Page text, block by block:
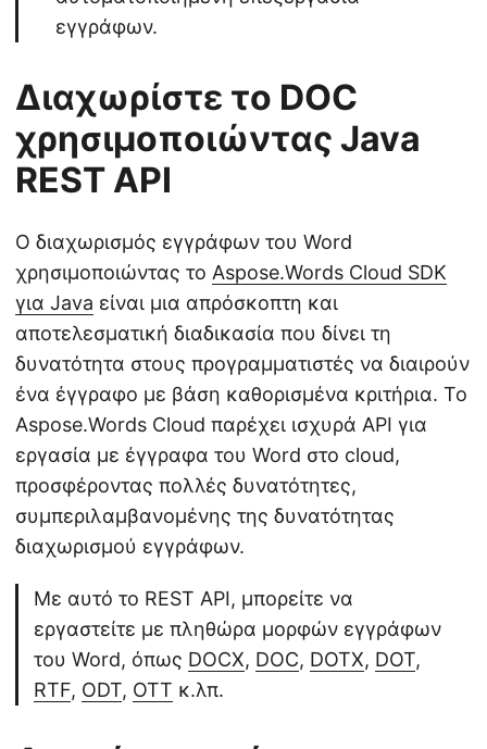
εγγράφων.
Διαχωρίστε το DOC
χρησιμοποιώντας Java
REST API
Ο διαχωρισμός εγγράφων του Word
χρησιμοποιώντας το Aspose.Words Cloud SDK
για Java είναι μια απρόσκοπτη και
αποτελεσματική διαδικασία που δίνει τη
δυνατότητα στους προγραμματιστές να διαιρούν
ένα έγγραφο με βάση καθορισμένα κριτήρια. Το
Aspose.Words Cloud παρέχει ισχυρά API για
εργασία με έγγραφα του Word στο cloud,
προσφέροντας πολλές δυνατότητες,
συμπεριλαμβανομένης της δυνατότητας
διαχωρισμού εγγράφων.
Με αυτό το REST API, μπορείτε να
εργαστείτε με πληθώρα μορφών εγγράφων
του Word, όπως DOCX, DOC, DOTX, DOT,
RTF, ODT, OTT κ.λπ.